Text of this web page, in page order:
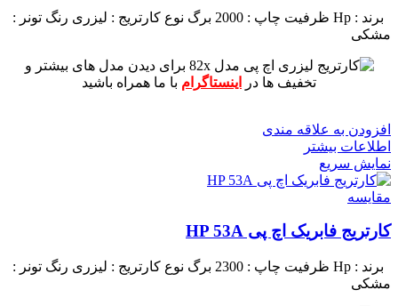
برند : Hp ظرفیت چاپ : 2000 برگ نوع کارتریج : لیزری رنگ تونر :
مشکی
برای دیدن مدل های بیشتر و
تخفیف ها در
اینستاگرام با ما همراه باشید
افزودن به علاقه مندی
اطلاعات بیشتر
نمایش سریع
مقايسه
کارتریج فابریک اچ پی HP 53A
برند : Hp ظرفیت چاپ : 2300 برگ نوع کارتریج : لیزری رنگ تونر :
مشکی